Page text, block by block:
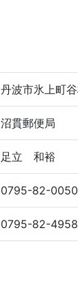
丹波市氷上町
沼貫郵便局
足立 和裕
0795-82-0050
0795-82-4958